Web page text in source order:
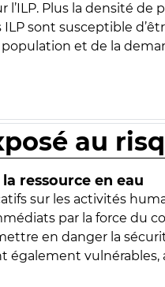
l’ILP. Plus la densité de
sont susceptible
et de la
au
ressource en eau
sur les activités
par la force du
en danger la
également vulnérables,